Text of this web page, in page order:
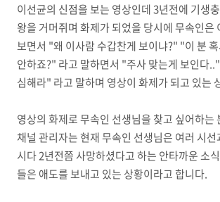
이선균의 신점을 보는 영상인데 3년전에 기생
왕을 거머쥐며 화제가 되었을 당시에 무속인은
보면서 "왜 이사람 수갑찬게 보이냐?" "이 분
안하죠?" 라고 말하면서 "주사 맞는게 보인다
심해라" 라고 말하며 영상이 화제가 되고 있는
영상의 화제로 무속인 선생님을 찾고 싶어하는
채널 관리자는 현재 무속인 선생님은 여러 시
시다 2년전쯤 사망하셨다고 하는 안타까운 소
들은 애도를 보내고 있는 상황이라고 합니다.